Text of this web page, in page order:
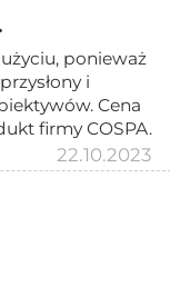
ponieważ
i
Cena
firmy COSPA.
22.10.2023